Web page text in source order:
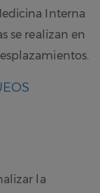
Interna
se realizan en
la